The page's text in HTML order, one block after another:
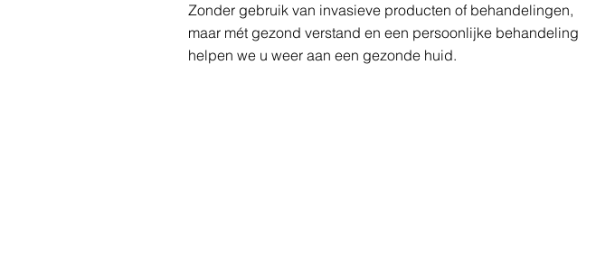
Zonder gebruik van invasieve producten of behandelingen,
maar mét gezond verstand en een persoonlijke behandeling
helpen we u weer aan een gezonde huid.